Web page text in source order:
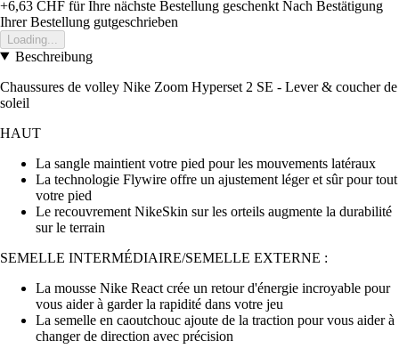
+6,63 CHF für Ihre nächste Bestellung geschenkt Nach Bestätigung
Ihrer Bestellung gutgeschrieben
Loading...
Beschreibung
Chaussures de volley Nike Zoom Hyperset 2 SE - Lever & coucher de
soleil
HAUT
La sangle maintient votre pied pour les mouvements latéraux
La technologie Flywire offre un ajustement léger et sûr pour tout
votre pied
Le recouvrement NikeSkin sur les orteils augmente la durabilité
sur le terrain
SEMELLE INTERMÉDIAIRE/SEMELLE EXTERNE :
La mousse Nike React crée un retour d'énergie incroyable pour
vous aider à garder la rapidité dans votre jeu
La semelle en caoutchouc ajoute de la traction pour vous aider à
changer de direction avec précision